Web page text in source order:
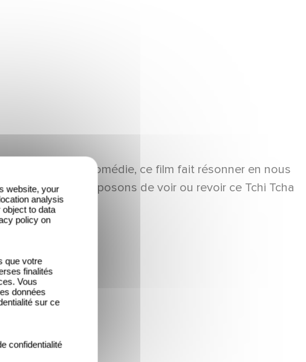
Plus qu'une comédie, ce film fait résonner en nous
nous vous proposons de voir ou revoir ce Tchi Tcha
website, your
analysis
to data
policy on
que votre
finalités
Vous
données
sur ce
confidentialité